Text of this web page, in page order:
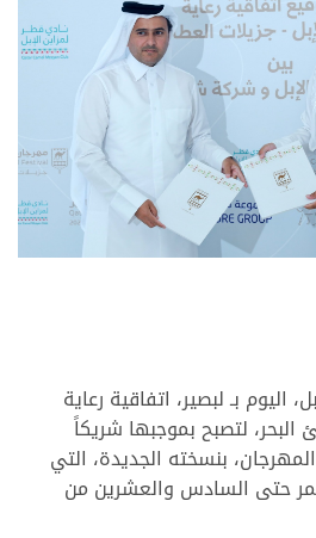
اليوم بـ لبصير، اتفاقية رعاية
لتصبح بموجبها شريكاً
بنسخته الجديدة، التي
حتى السادس والعشرين من